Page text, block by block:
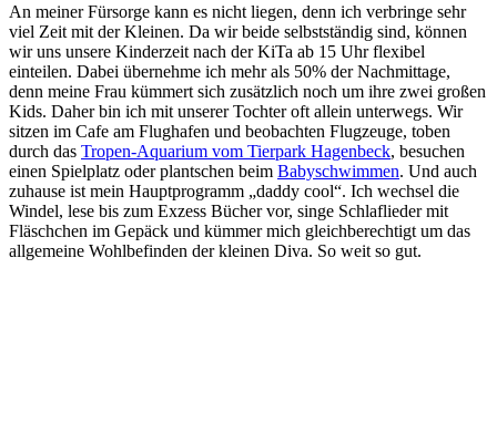
An meiner Fürsorge kann es nicht liegen, denn ich verbringe sehr
viel Zeit mit der Kleinen. Da wir beide selbstständig sind, können
wir uns unsere Kinderzeit nach der KiTa ab 15 Uhr flexibel
einteilen. Dabei übernehme ich mehr als 50% der Nachmittage,
denn meine Frau kümmert sich zusätzlich noch um ihre zwei großen
Kids. Daher bin ich mit unserer Tochter oft allein unterwegs. Wir
sitzen im Cafe am Flughafen und beobachten Flugzeuge, toben
durch das Tropen-Aquarium vom Tierpark Hagenbeck, besuchen
einen Spielplatz oder plantschen beim Babyschwimmen. Und auch
zuhause ist mein Hauptprogramm „daddy cool“. Ich wechsel die
Windel, lese bis zum Exzess Bücher vor, singe Schlaflieder mit
Fläschchen im Gepäck und kümmer mich gleichberechtigt um das
allgemeine Wohlbefinden der kleinen Diva. So weit so gut.